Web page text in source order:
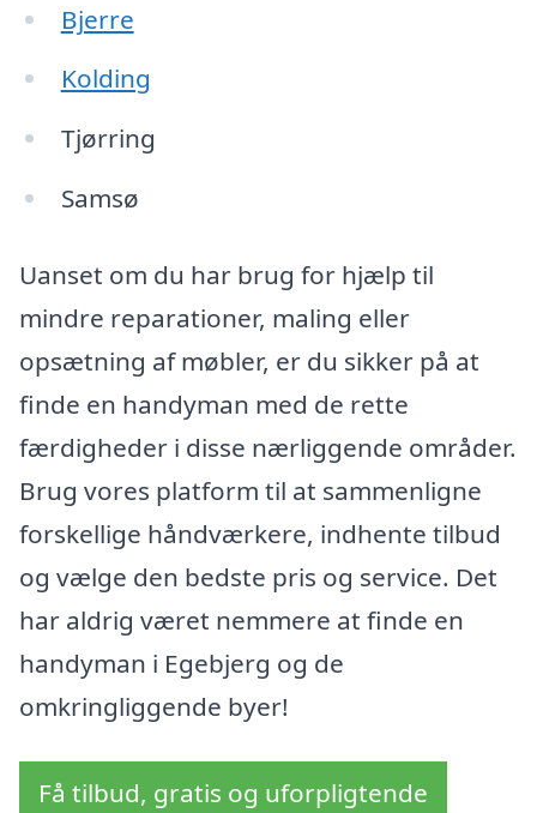
Bjerre
Kolding
Tjørring
Samsø
Uanset om du har brug for hjælp til
mindre reparationer, maling eller
opsætning af møbler, er du sikker på at
finde en handyman med de rette
færdigheder i disse nærliggende områder.
Brug vores platform til at sammenligne
forskellige håndværkere, indhente tilbud
og vælge den bedste pris og service. Det
har aldrig været nemmere at finde en
handyman i Egebjerg og de
omkringliggende byer!
Få tilbud, gratis og uforpligtende